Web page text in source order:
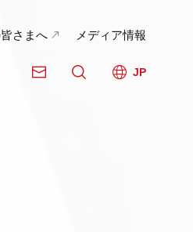
JP
さまへ メディア情報